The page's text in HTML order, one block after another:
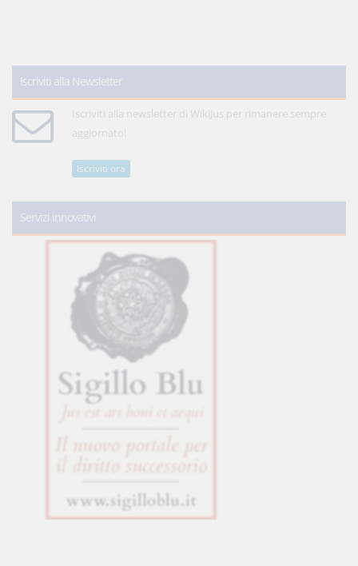
Iscriviti alla Newsletter
Iscriviti alla newsletter di WikiJus per rimanere sempre
aggiornato!
Iscriviti ora
Servizi innovativi